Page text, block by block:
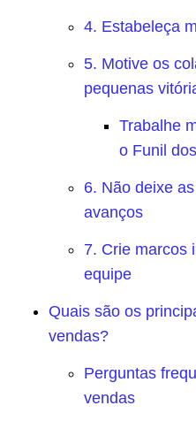
4. Estabeleça
5. Motive os
pequenas
Trabalhe
o Funil
6. Não deixe
avanços
7. Crie marcos
equipe
Quais são os
vendas?
Perguntas
vendas